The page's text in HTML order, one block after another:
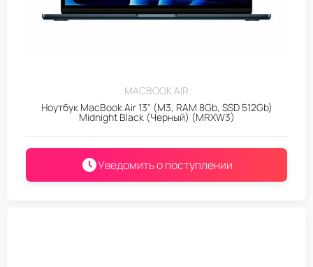
MACBOOK AIR
Ноутбук MacBook Air 13" (M3, RAM 8Gb, SSD 512Gb)
Midnight Black (Черный) (MRXW3)
Уведомить о поступлении